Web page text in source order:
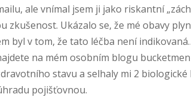
ale vnímal jsem ji jako riskantní
zkušenost. Ukázalo se, že mé obavy
byl v tom, že tato léčba není
na mém osobním blogu
stavu a selhaly mi 2 biologické
pojišťovnou.